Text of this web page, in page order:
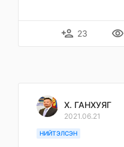
person_add 23 remove_red_eye
Х. ГАНХУЯГ
2021.06.21
НИЙТЭЛСЭН